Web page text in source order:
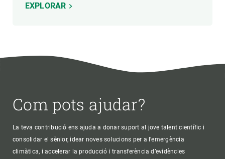
EXPLORAR
Com pots ajudar?
La teva contribució ens ajuda a donar suport al jove talent científic i
consolidar el sènior, idear noves solucions per a l'emergència
climàtica, i accelerar la producció i transferència d’evidències